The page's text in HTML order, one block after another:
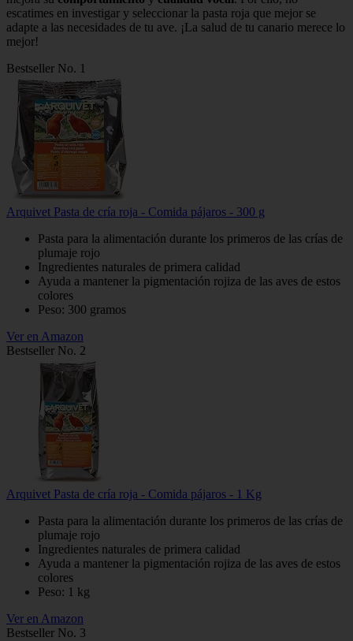
escatimes en investigar y seleccionar la pasta roja que mejor se
adapte a las necesidades de tu ave. ¡La salud de tu canario merece lo
mejor!
Bestseller No. 1
Arquivet Pasta de cría roja - Comida pájaros - 300 g
Pasta para la alimentación durante los primeros de las crías de
plumaje rojo
Ingredientes naturales de primera calidad
Ayuda a mantener la pigmentación rojiza de las aves de estos
colores
Peso: 300 gramos
Ver en Amazon
Bestseller No. 2
Arquivet Pasta de cría roja - Comida pájaros - 1 Kg
Pasta para la alimentación durante los primeros de las crías de
plumaje rojo
Ingredientes naturales de primera calidad
Ayuda a mantener la pigmentación rojiza de las aves de estos
colores
Peso: 1 kg
Ver en Amazon
Bestseller No. 3